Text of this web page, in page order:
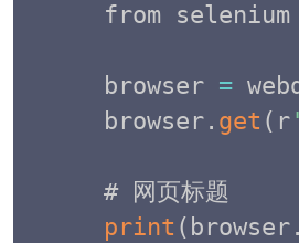
from selenium
browser =
browser. get ( r
print ( browser.